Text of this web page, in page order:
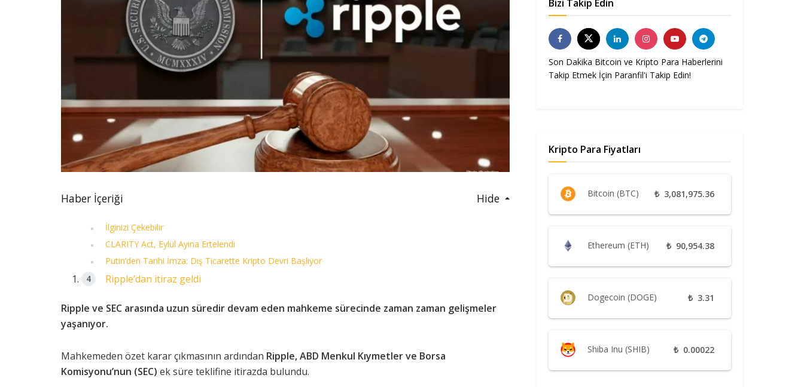
Haber İçeriği Hide
İlginizi Çekebilir
CLARITY Act, Eylül Ayına Ertelendi
Putin’den Tarihi İmza: Dış Ticarette Kripto Devri Başlıyor
Ripple’dan itiraz geldi
Ripple ve SEC arasında uzun süredir devam eden mahkeme sürecinde zaman zaman gelişmeler
yaşanıyor.
Mahkemeden özet karar çıkmasının ardından Ripple, ABD Menkul Kıymetler ve Borsa
Komisyonu’nun (SEC) ek süre teklifine itirazda bulundu.
Bizi Takip Edin
Son Dakika Bitcoin ve Kripto Para Haberlerini
Takip Etmek İçin Paranfil'i Takip Edin!
Kripto Para Fiyatları
Bitcoin (BTC) ₺ 3,081,975.36
Ethereum (ETH) ₺ 90,954.38
Dogecoin (DOGE) ₺ 3.31
Shiba Inu (SHIB) ₺ 0.00022